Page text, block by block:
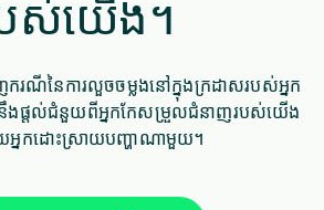
ស់យើង។
រណីនៃការលួចចម្លងនៅក្នុងក្រដាសរបស់អ្នក
នឹងផ្តល់ជំនួយពីអ្នកកែសម្រួលជំនាញរបស់យើង
អ្នកដោះស្រាយបញ្ហាណាមួយ។